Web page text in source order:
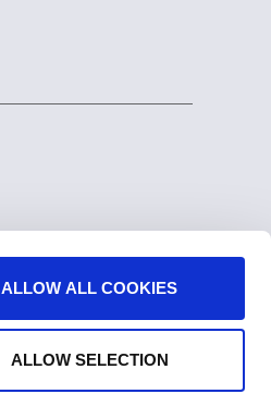
ALLOW ALL COOKIES
ALLOW SELECTION